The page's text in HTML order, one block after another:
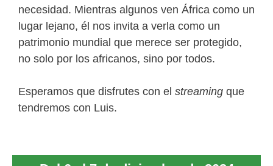
necesidad. Mientras algunos ven África como un
lugar lejano, él nos invita a verla como un
patrimonio mundial que merece ser protegido,
no solo por los africanos, sino por todos.
Esperamos que disfrutes con el streaming que
tendremos con Luis.